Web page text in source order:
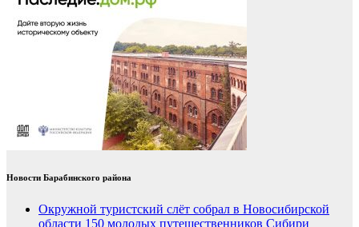
Новости Барабинского района
Окружной туристский слёт собрал в Новосибирской
области 150 молодых путешественников Сибири